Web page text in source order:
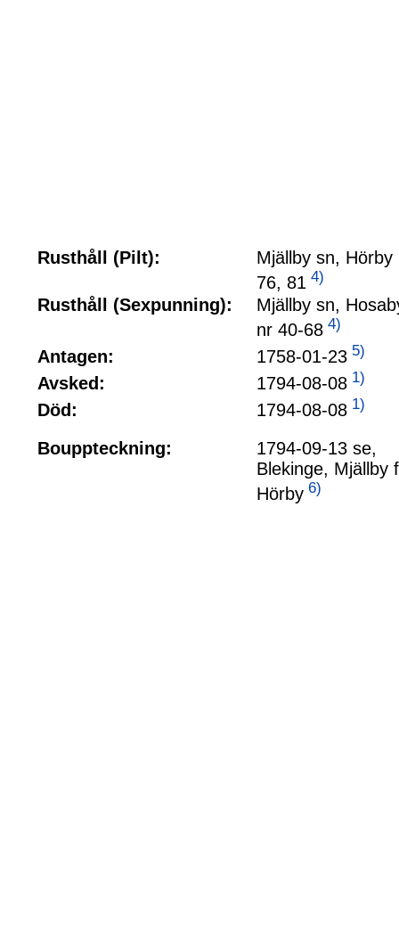
Rusthåll (Pilt):
Mjällby sn, Hörby
76, 81 4)
Rusthåll (Sexpunning):
Mjällby sn,
nr 40-68 4)
Antagen: 1758-01-23 5)
Avsked: 1794-08-08 1)
Död: 1794-08-08 1)
Bouppteckning:
1794-09-13 se,
Blekinge, Mjällby
Hörby 6)